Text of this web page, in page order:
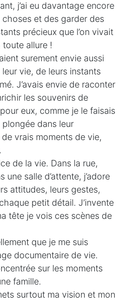
j’ai eu davantage encore
et des garder des
précieux que l’on vivait
allure !
surement envie aussi
leur vie, de leurs instants
J’avais envie de raconter
les souvenirs de
eux, comme je le faisais
dans leur
vrais moments de vie,
de la vie. Dans la rue,
une salle d’attente, j’adore
attitudes, leurs gestes,
petit détail. J’invente
tête je vois ces scènes de
que je me suis
documentaire de vie.
sur les moments
famille.
surtout ma vision et mon